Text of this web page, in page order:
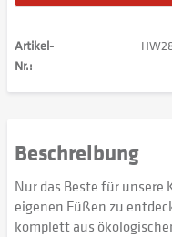
Artikel-
Nr.:
Beschreibung
Nur das Beste für
eigenen Füßen zu
komplett aus